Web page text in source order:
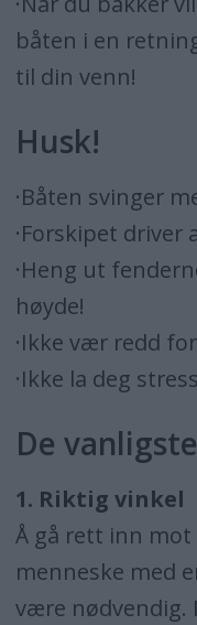
båten i en
til din venn!
Husk!
·Båten svinger
·Forskipet driver
·Heng ut
høyde!
·Ikke vær redd
·Ikke la deg
De
1. Riktig vinkel
Å gå rett inn mot
menneske med
være nødvendig.